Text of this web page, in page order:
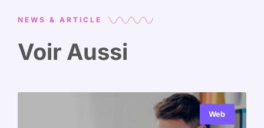
NEWS & ARTICLE
Voir Aussi
Web